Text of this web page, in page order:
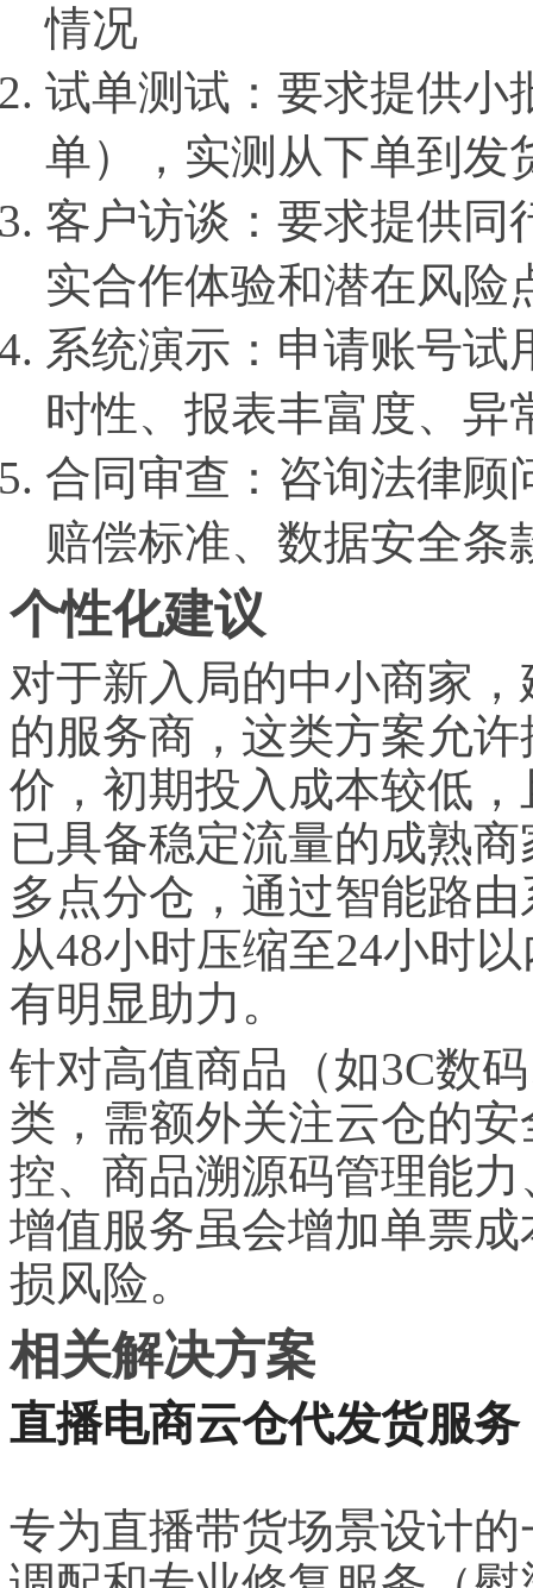
情况
试单测试：要求提供小
单），实测从下单到发
客户访谈：要求提供同
实合作体验和潜在风险
系统演示：申请账号试
时性、报表丰富度、异
合同审查：咨询法律顾
赔偿标准、数据安全条
个性化建议
对于新入局的中小商家
的服务商，这类方案允
价，初期投入成本较低
已具备稳定流量的成熟
多点分仓，通过智能路
从48小时压缩至24小时
有明显助力。
针对高值商品（如3C数
类，需额外关注云仓的
控、商品溯源码管理能
增值服务虽会增加单票
损风险。
相关解决方案
直播电商云仓代发货服务
专为直播带货场景设计